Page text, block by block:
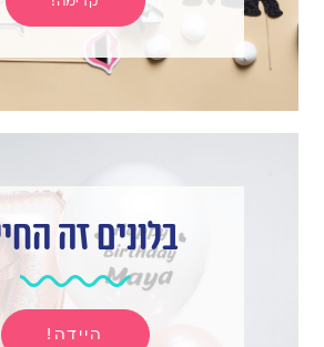
בלונים זה
היידה!